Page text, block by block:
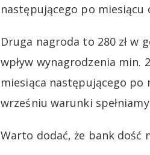
następującego po miesiącu
Druga nagroda to 280 zł w
wpływ wynagrodzenia min.
miesiąca następującego po
wrześniu warunki
Warto dodać, że bank dość